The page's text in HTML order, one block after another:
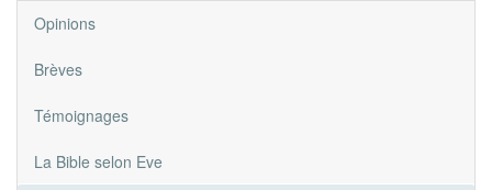
Opinions
Brèves
Témoignages
La Bible selon Eve